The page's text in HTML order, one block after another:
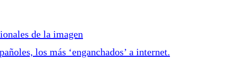
de la imagen
los más ‘enganchados’ a internet.